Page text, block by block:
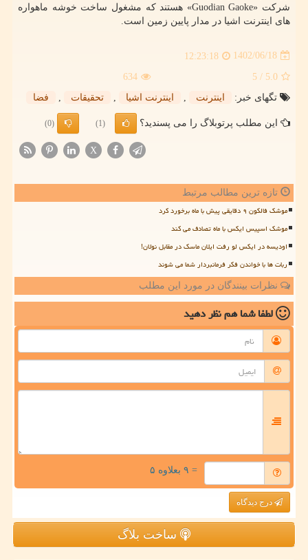
شرکت «Guodian Gaoke» هستند که مشغول ساخت خوشه ماهواره
های اینترنت اشیا در مدار پایین زمین است.
1402/06/18
12:23:18
5.0
/ 5
634
تگهای خبر:
اینترنت , اینترنت اشیا , تحقیقات , فضا
این مطلب پرتوبلاگ را می پسندید؟ (1)
(0)
X
تازه ترین مطالب مرتبط
موشک فالکون ۹ دقایقی پیش با ماه برخورد کرد
موشک اسپیس ایکس با ماه تصادف می کند
اودیسه در ایکس لو رفت ایلان ماسک در مقابل نولان!
ربات ها با خواندن فکر فرمانبردار شما می شوند
نظرات بینندگان در مورد این مطلب
لطفا شما همنظر دهید
= ۹ بعلاوه ۵
درج دیدگاه
ساخت بلاگ